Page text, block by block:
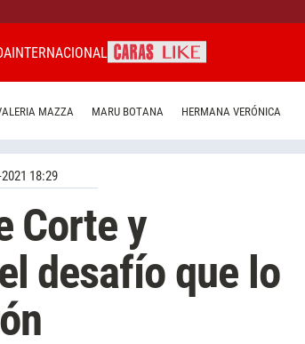
INTERNACIONAL
MAZZA MARU BOTANA HERMANA VERÓNICA
18:29
Corte y
desafío que lo